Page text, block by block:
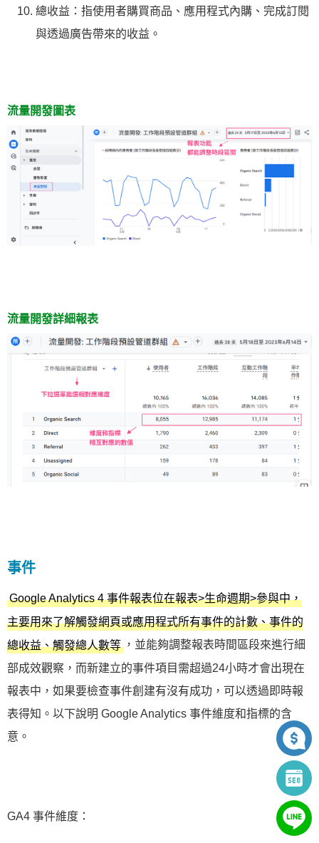
總收益：指使用者購買商品、應用程式內購、完成訂閱
與透過廣告帶來的收益。
流量開發圖表
流量開發詳細報表
事件
Google Analytics 4 事件報表位在報表>生命週期>參與中，
主要用來了解觸發網頁或應用程式所有事件的計數、事件的
總收益、觸發總人數等 ，並能夠調整報表時間區段來進行細
部成效觀察，而新建立的事件項目需超過24小時才會出現在
報表中，如果要檢查事件創建有沒有成功，可以透過即時報
表得知。以下說明 Google Analytics 事件維度和指標的含
意。
GA4 事件維度：